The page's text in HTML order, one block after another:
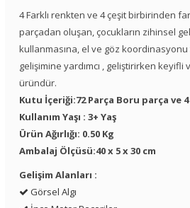
4 Farklı renkten ve 4 çeşit birbirinden
parçadan oluşan, çocukların zihinsel
kullanmasına, el ve göz
gelişimine yardımcı , geliştirirken
üründür.
Kutu İçeriği:72 Parça Boru parça ve
Kullanım Yaşı : 3+ Yaş
Ürün Ağırlığı: 0.50 Kg
Ambalaj Ölçüsü:40 x 5 x 30 cm
Gelişim Alanları :
Görsel Algı